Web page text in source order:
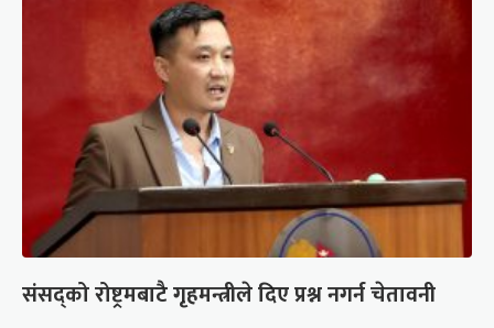
संसद्को रोष्ट्रमबाटै गृहमन्त्रीले दिए प्रश्न नगर्न चेतावनी